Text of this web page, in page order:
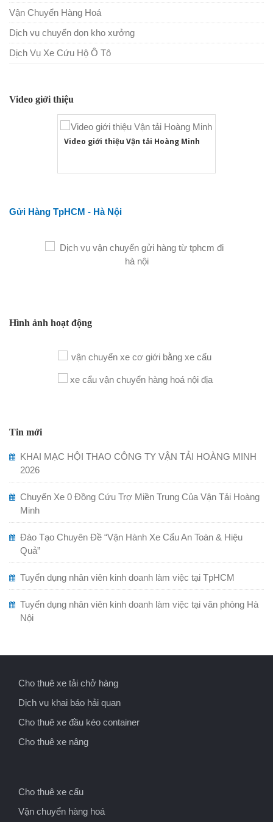
Vận Chuyển Hàng Hoá
Dịch vụ chuyển dọn kho xưởng
Dịch Vụ Xe Cứu Hộ Ô Tô
Video giới thiệu
Video giới thiệu Vận tải Hoàng Minh
Gửi Hàng TpHCM - Hà Nội
Hình ảnh hoạt động
Tin mới
KHAI MẠC HỘI THAO CÔNG TY VẬN TẢI HOÀNG MINH
2026
Chuyến Xe 0 Đồng Cứu Trợ Miền Trung Của Vận Tải Hoàng
Minh
Đào Tạo Chuyên Đề “Vận Hành Xe Cẩu An Toàn & Hiệu
Quả”
Tuyển dụng nhân viên kinh doanh làm việc tại TpHCM
Tuyển dụng nhân viên kinh doanh làm việc tại văn phòng Hà
Nội
Cho thuê xe tải chở hàng
Dịch vụ khai báo hải quan
Cho thuê xe đầu kéo container
Cho thuê xe nâng
Cho thuê xe cẩu
Vận chuyển hàng hoá